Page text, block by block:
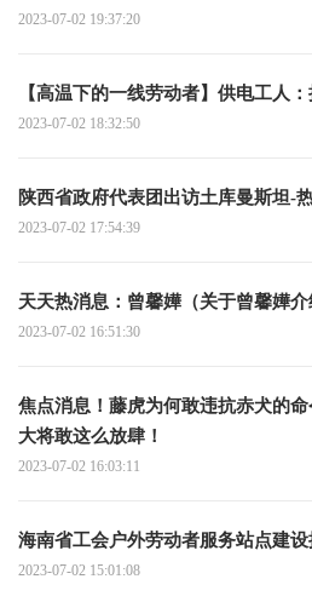
2023-07-02 19:37:20
【高温下的一线劳动者】供电工人
2023-07-02 18:32:50
陕西省政府代表团出访土库曼斯坦-
2023-07-02 17:54:39
天天热消息：曾馨嬅（关于曾馨嬅介
2023-07-02 16:51:30
焦点消息！藤虎为何敢违抗赤犬的
大将敢这么放肆！
2023-07-02 16:03:11
海南省工会户外劳动者服务站点建
2023-07-02 15:01:08